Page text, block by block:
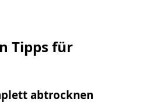
Tipps für
abtrocknen